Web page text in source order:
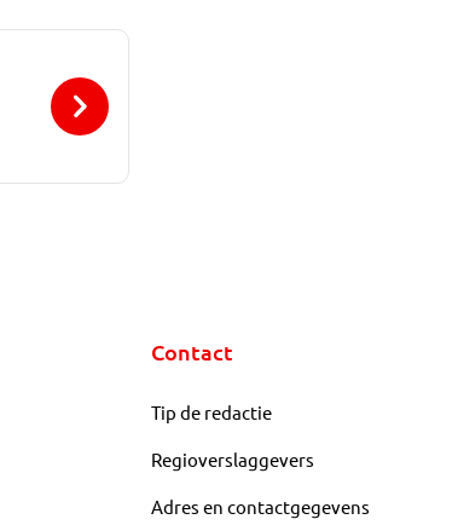
Contact
Tip de redactie
Regioverslaggevers
Adres en contactgegevens